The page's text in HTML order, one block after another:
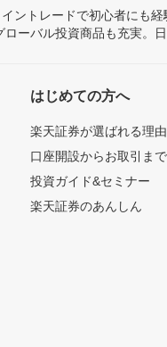
ントレードで初心者にも
ーバル投資商品も充実。
はじめての方へ
楽天証券が選ばれる理由
口座開設からお取引ま
投資ガイド&セミナー
楽天証券のあんしん